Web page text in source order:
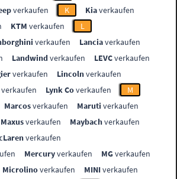
verkaufen K Kiaverkaufen
KTM verkaufen
L
verkaufen Lanciaverkaufen
Landwindverkaufen LEVCverkaufen
verkaufen Lincolnverkaufen
verkaufen Lynk Coverkaufen
M
Marcosverkaufen Maruti verkaufen
Maxusverkaufen Maybachverkaufen
verkaufen
Mercuryverkaufen MGverkaufen
Microlinoverkaufen MINIverkaufen